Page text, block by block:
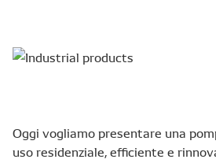
Oggi vogliamo presentare una
uso residenziale, efficiente e